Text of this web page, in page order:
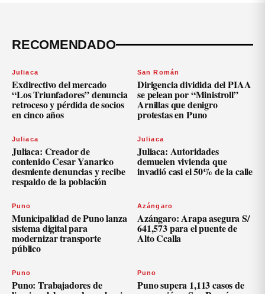
RECOMENDADO
Juliaca
Exdirectivo del mercado
“Los Triunfadores” denuncia
retroceso y pérdida de socios
en cinco años
San Román
Dirigencia dividida del PIAA
se pelean por “Ministroll”
Arnillas que denigro
protestas en Puno
Juliaca
Juliaca: Creador de
contenido Cesar Yanarico
desmiente denuncias y recibe
respaldo de la población
Juliaca
Juliaca: Autoridades
demuelen vivienda que
invadió casi el 50% de la calle
Puno
Municipalidad de Puno lanza
sistema digital para
modernizar transporte
público
Azángaro
Azángaro: Arapa asegura S/
641,573 para el puente de
Alto Ccalla
Puno
Puno: Trabajadores de
Puno
Puno supera 1,113 casos de